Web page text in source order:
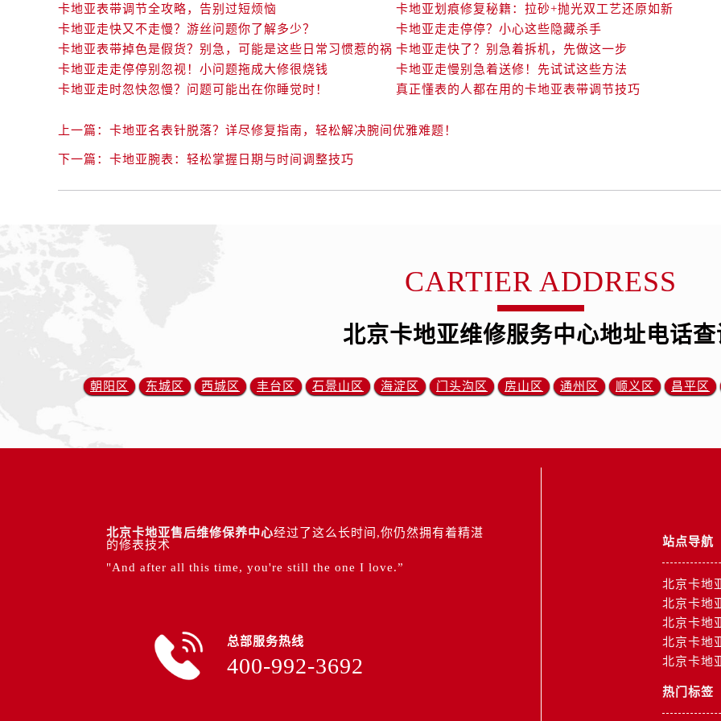
卡地亚表带调节全攻略，告别过短烦恼
卡地亚划痕修复秘籍：拉砂+抛光双工艺还原如新
卡地亚走快又不走慢？游丝问题你了解多少？
卡地亚走走停停？小心这些隐藏杀手
卡地亚表带掉色是假货？别急，可能是这些日常习惯惹的祸 卡地亚走快了？别急着拆机，先做这一步
卡地亚走走停停别忽视！小问题拖成大修很烧钱
卡地亚走慢别急着送修！先试试这些方法
卡地亚走时忽快忽慢？问题可能出在你睡觉时！
真正懂表的人都在用的卡地亚表带调节技巧
上一篇： 卡地亚名表针脱落？详尽修复指南，轻松解决腕间优雅难题！
下一篇： 卡地亚腕表：轻松掌握日期与时间调整技巧
CARTIER ADDRESS
北京卡地亚维修服务中心地址电话查
朝阳区 东城区 西城区 丰台区 石景山区 海淀区 门头沟区 房山区 通州区 顺义区 昌平区
北京卡地亚售后维修保养中心经过了这么长时间,你仍然拥有着精湛
的修表技术
"And after all this time, you're still the one I love.”
总部服务热线
400-992-3692
站点导航
北京卡地
北京卡地
北京卡地
北京卡地
北京卡地
热门标签